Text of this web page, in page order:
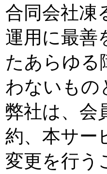
合同会社凍
運用に最善
たあらゆる
わないもの
弊社は、会
約、本サー
変更を行う